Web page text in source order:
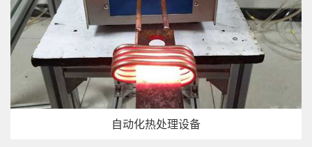
自动化热处理设备